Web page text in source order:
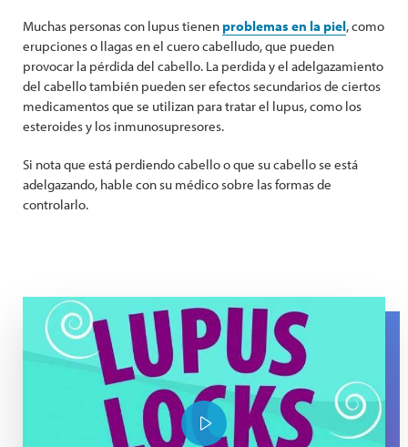
Muchas personas con lupus tienenproblemas en la piel, como
erupciones o llagas en el cuero cabelludo, que pueden
provocar la pérdida del cabello. La perdida y el adelgazamiento
del cabello también pueden ser efectos secundarios de ciertos
medicamentos que se utilizan para tratar el lupus, como los
esteroides y los inmunosupresores.
Si nota que está perdiendo cabello o que su cabello se está
adelgazando, hable con su médico sobre las formas de
controlarlo.
YouTube Thumbnail Lupus Locks